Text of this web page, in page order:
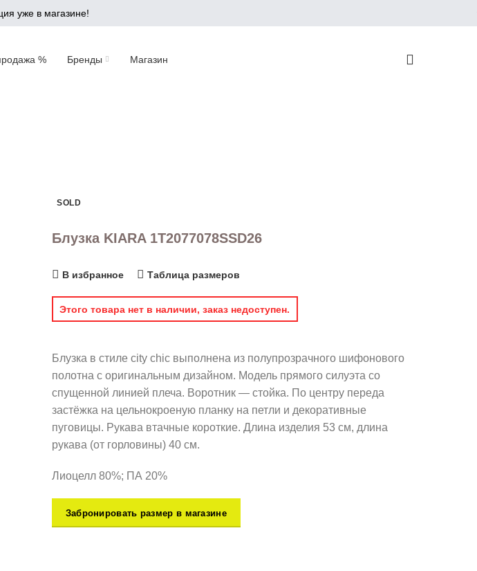
уже в магазине!
% Бренды Магазин
SOLD
Блузка KIARA 1T2077078SSD26
В избранное Таблица размеров
Этого товара нет в наличии, заказ недоступен.
Блузка в стиле city chic выполнена из полупрозрачного шифонового
полотна с оригинальным дизайном. Модель прямого силуэта со
спущенной линией плеча. Воротник — стойка. По центру переда
застёжка на цельнокроеную планку на петли и декоративные
пуговицы. Рукава втачные короткие. Длина изделия 53 см, длина
рукава (от горловины) 40 см.
Лиоцелл 80%; ПА 20%
Забронировать размер в магазине